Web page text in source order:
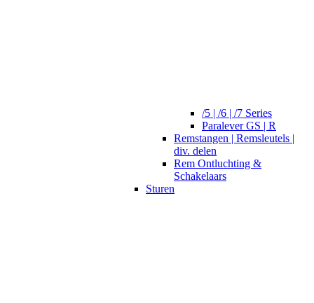
/5 | /6 | /7 Series
Paralever GS | R
Remstangen | Remsleutels |
div. delen
Rem Ontluchting &
Schakelaars
Sturen